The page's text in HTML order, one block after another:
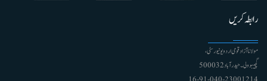
رابطہ کریں
مولانا آزاد قومی اردو یونیورسٹی ،
گچیبوولی۔ حیدرآباد 500032